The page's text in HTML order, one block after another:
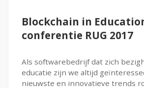
Blockchain in
conferentie RUG 2017
Als softwarebedrijf dat zich
educatie zijn we altijd
nieuwste en innovatieve trends